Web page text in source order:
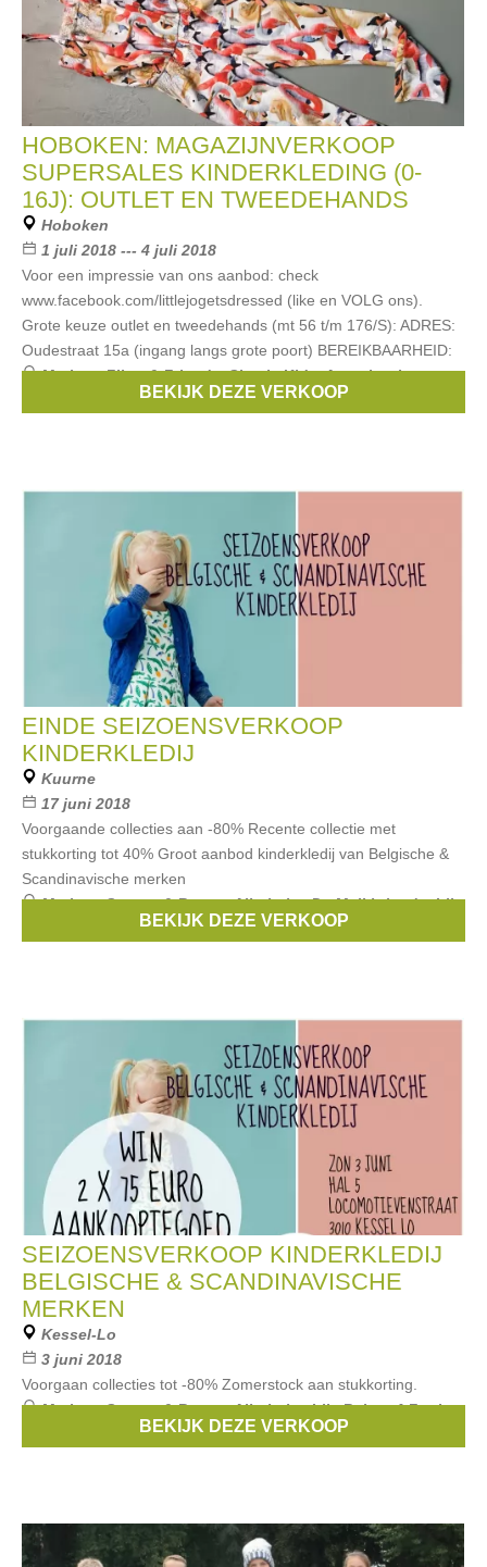
HOBOKEN: MAGAZIJNVERKOOP
SUPERSALES KINDERKLEDING (0-
16J): OUTLET EN TWEEDEHANDS
Hoboken
1 juli 2018 --- 4 juli 2018
Voor een impressie van ons aanbod: check
www.facebook.com/littlejogetsdressed (like en VOLG ons).
Grote keuze outlet en tweedehands (mt 56 t/m 176/S): ADRES:
Oudestraat 15a (ingang langs grote poort) BEREIKBAARHEID:
Merken:Filou & Friends,Simple Kids,Anne kurris,
Van Hassels, ...
BEKIJK DEZE VERKOOP
EINDE SEIZOENSVERKOOP
KINDERKLEDIJ
Kuurne
17 juni 2018
Voorgaande collecties aan -80% Recente collectie met
stukkorting tot 40% Groot aanbod kinderkledij van Belgische &
Scandinavische merken
Merken:Stones & Bones,Albababy,De Melkbrigade,Lily
, ...BEKIJK DEZE VERKOOP
SEIZOENSVERKOOP KINDERKLEDIJ
BELGISCHE & SCANDINAVISCHE
MERKEN
Kessel-Lo
3 juni 2018
Voorgaan collecties tot -80% Zomerstock aan stukkorting.
Merken:Stones & Bones,Albababy,Lily Balou,4 Funky
MOLO, ...
BEKIJK DEZE VERKOOP